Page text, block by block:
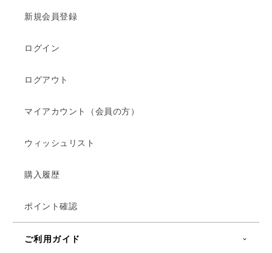
新規会員登録
ログイン
ログアウト
マイアカウント（会員の方）
ウィッシュリスト
購入履歴
ポイント確認
ご利用ガイド